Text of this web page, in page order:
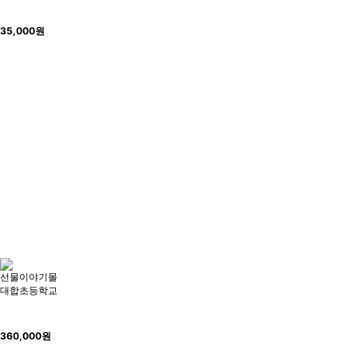
35,000원
선물이야기몰
대합초등학교
360,000원